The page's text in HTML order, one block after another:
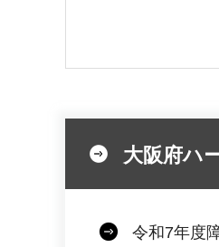
大阪府ハ
令和7年度